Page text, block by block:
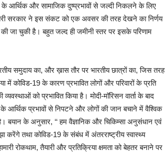
के आर्थिक और सामाजिक दुष्प्रभावों से जल्दी निकलने के लिए
सरकार ने इस संकट को एक अवसर की तरह देखने का निर्णय
जा चुकी है। बहुत जल्द ही जमीनी स्तर पर इसके परिणाम
समुदाय का, और ख़ास तौर पर भारतीय छात्रों का, जिस तरह
कोविड-19 के कारण प्रभावित लोगों और परिवारों के प्रति
को प्रभावित किया है। मोदी-मॉरिसन वार्ता के बाद
आर्थिक प्रभावों से निपटने और लोगों की जान बचाने में वैश्विक
बयान के अनुसार, ‘‘ हम वैज्ञानिक और चिकिम्सा अनुसंधान एवं
करेंगे तथा कोविड-19 के संबंध में अंतरराष्ट्रीय स्वास्थ्य
रोकथाम, तैयारी और प्रतिक्रिया क्षमता को बेहतर बनाने पर